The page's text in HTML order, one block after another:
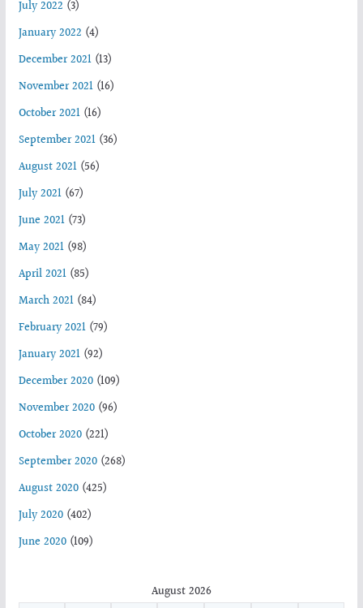
July 2022 (3)
January 2022 (4)
December 2021(13)
November 2021(16)
October 2021(16)
September 2021(36)
August 2021(56)
July 2021(67)
June 2021(73)
May 2021(98)
April 2021(85)
March 2021(84)
February 2021(79)
January 2021(92)
December 2020(109)
November 2020(96)
October 2020(221)
September 2020(268)
August 2020(425)
July 2020(402)
June 2020(109)
August 2026